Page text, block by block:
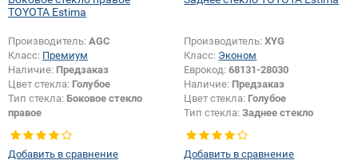
TOYOTA Estima
Производитель: AGC
Класс: Премиум
Наличие: Предзаказ
Цвет стекла: Голубое
Тип стекла: Боковое стекло
правое
Добавить в сравнение
Производитель:XYG
Класс: Эконом
Еврокод:68131-28030
Наличие: Предзаказ
Цвет стекла: Голубое
Тип стекла:Заднее стекло
Добавить в сравнение